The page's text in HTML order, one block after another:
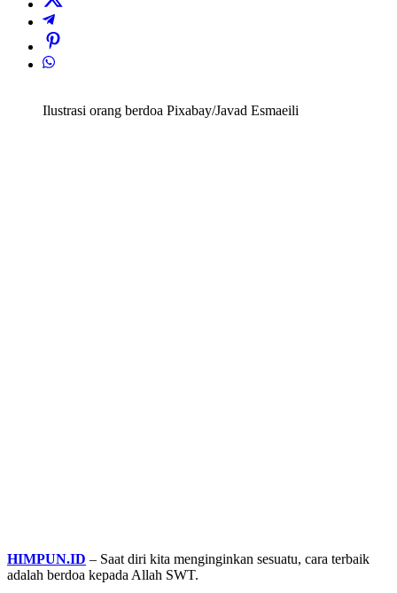
Ilustrasi orang berdoa Pixabay/Javad Esmaeili
HIMPUN.ID – Saat diri kita menginginkan sesuatu, cara terbaik
adalah berdoa kepada Allah SWT.